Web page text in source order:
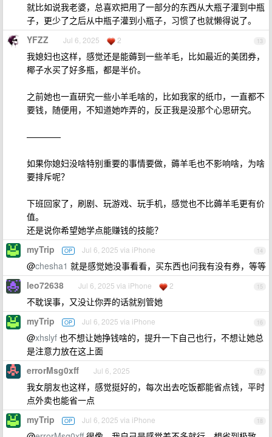
就比如说我老婆，总喜欢把用了一部分的东西从大瓶子灌到中瓶
子，更少了之后从中瓶子灌到小瓶子，习惯了也就懒得说了。
13
YFZZ Jul 6, 2025 2
我媳妇也这样，感觉还是能薅到一些羊毛，比如最近的美团券，
椰子水买了好多瓶，都是半价。
之前她也一直研究一些小羊毛啥的，比如我家的纸巾，一直都不
要钱，随便用，不知道她咋弄的，反正我是没那个心思研究。
————
如果你媳妇没啥特别重要的事情要做，薅羊毛也不影响啥，为啥
要排斥呢？
下班回家了，刷剧、玩游戏、玩手机，感觉也不比薅羊毛更有价
值。
还是说你希望她学点能赚钱的技能？
14
myTrip OP Jul 6, 2025 via iPhone
@chesha1 就是感觉她没事看看，买东西也问我有没有券，等等
15
leo72638 Jul 6, 2025 via iPhone 2
不耽误事，又没让你弄的话就别管她
16
myTrip OP Jul 6, 2025 via iPhone
@xhslyf 也不想让她挣钱啥的，提升一下自己也行，不想让她总
是注意力放在这上面
17
errorMsg0xff Jul 6, 2025
我女朋友也这样，感觉挺好的，每次出去吃饭都能省点钱，平时
点外卖也能省一点
18
myTrip OP Jul 6, 2025 via iPhone